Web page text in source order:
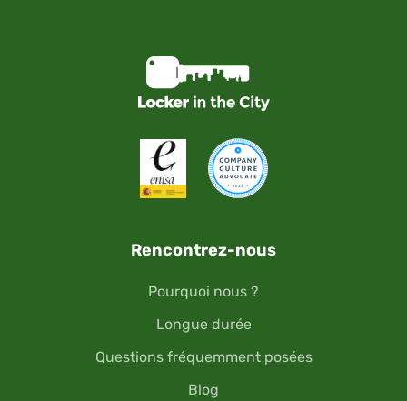
Rencontrez-nous
Pourquoi nous ?
Longue durée
Questions fréquemment posées
Blog